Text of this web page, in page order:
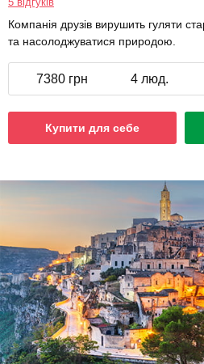
Компанія друзів вирушить гуляти
та насолоджуватися природою.
7380 грн 4 люд.
Купити для себе